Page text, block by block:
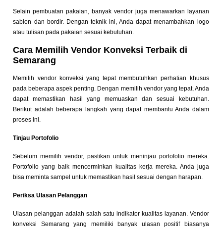
Selain pembuatan pakaian, banyak vendor juga menawarkan layanan
sablon dan bordir. Dengan teknik ini, Anda dapat menambahkan logo
atau tulisan pada pakaian sesuai kebutuhan.
Cara Memilih Vendor Konveksi Terbaik di
Semarang
Memilih vendor konveksi yang tepat membutuhkan perhatian khusus
pada beberapa aspek penting. Dengan memilih vendor yang tepat, Anda
dapat memastikan hasil yang memuaskan dan sesuai kebutuhan.
Berikut adalah beberapa langkah yang dapat membantu Anda dalam
proses ini.
Tinjau Portofolio
Sebelum memilih vendor, pastikan untuk meninjau portofolio mereka.
Portofolio yang baik mencerminkan kualitas kerja mereka. Anda juga
bisa meminta sampel untuk memastikan hasil sesuai dengan harapan.
Periksa Ulasan Pelanggan
Ulasan pelanggan adalah salah satu indikator kualitas layanan. Vendor
konveksi Semarang yang memiliki banyak ulasan positif biasanya